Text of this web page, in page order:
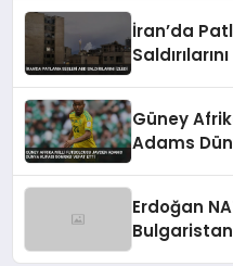
İran’da
Güney
Adams
Erdoğan